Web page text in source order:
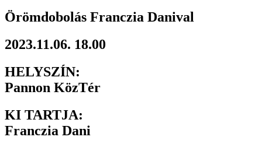
Örömdobolás Franczia Danival
2023.11.06. 18.00
HELYSZÍN:
Pannon KözTér
KI TARTJA:
Franczia Dani